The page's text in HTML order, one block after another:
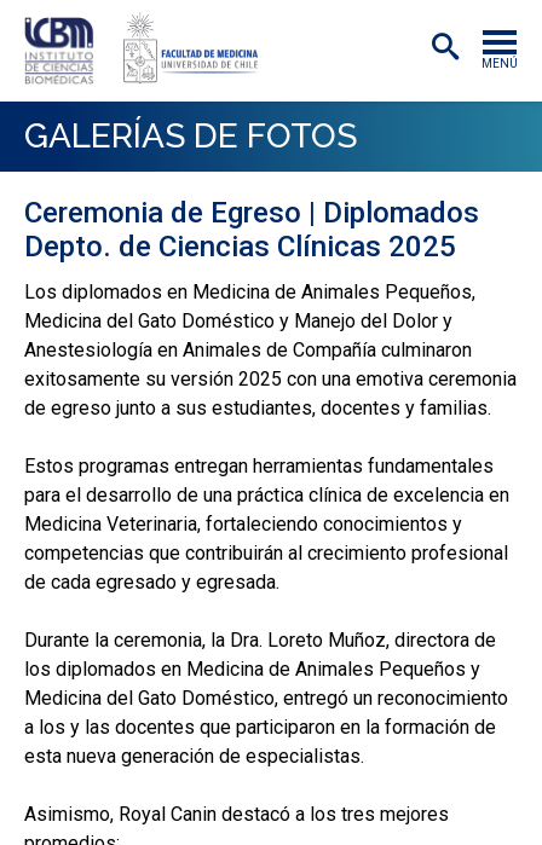
MENÚ
INSTITUTO
ACADÉMICAS/OS
INVESTIGACIÓN
POSTGRADO
PUBLICACIONES
EXTENSIÓN
GALERÍAS DE FOTOS
Ceremonia de Egreso | Diplomados
Depto. de Ciencias Clínicas 2025
Los diplomados en Medicina de Animales Pequeños,
Medicina del Gato Doméstico y Manejo del Dolor y
Anestesiología en Animales de Compañía culminaron
exitosamente su versión 2025 con una emotiva ceremonia
de egreso junto a sus estudiantes, docentes y familias.
Estos programas entregan herramientas fundamentales
para el desarrollo de una práctica clínica de excelencia en
Medicina Veterinaria, fortaleciendo conocimientos y
competencias que contribuirán al crecimiento profesional
de cada egresado y egresada.
Durante la ceremonia, la Dra. Loreto Muñoz, directora de
los diplomados en Medicina de Animales Pequeños y
Medicina del Gato Doméstico, entregó un reconocimiento
a los y las docentes que participaron en la formación de
esta nueva generación de especialistas.
Asimismo, Royal Canin destacó a los tres mejores